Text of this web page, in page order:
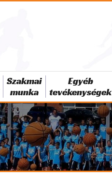
Szakmai
munka
Egyéb
tevékenységek